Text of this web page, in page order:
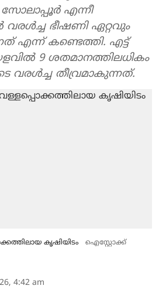
സോലാപ്പൂർ എന്നീ
വരൾച്ച ഭീഷണി ഏറ്റവും
എന്ന് കണ്ടെത്തി. എട്ട്
9 ശതമാനത്തിലധികം
വരൾച്ച തീവ്രമാകുന്നത്.
കൃഷിയിടം ഐസ്റ്റോക്ക്
4:42 am